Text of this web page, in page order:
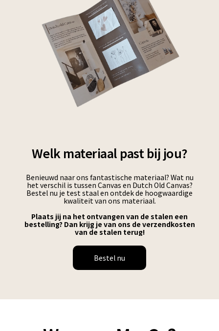
Welk materiaal past bij jou?
Benieuwd naar ons fantastische materiaal? Wat nu
het verschil is tussen Canvas en Dutch Old Canvas?
Bestel nu je test staal en ontdek de hoogwaardige
kwaliteit van ons materiaal.
Plaats jij na het ontvangen van de stalen een
bestelling? Dan krijg je van ons de verzendkosten
van de stalen terug!
Bestel nu